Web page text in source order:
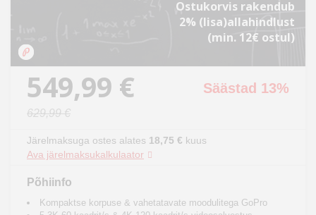
Ostukorvis rakendub
2% (lisa)allahindlust
(min. 12€ ostul)
549,99 € Säästad 13%
629,99 €
Järelmaksuga ostes alates 18,75 € kuus
Ava järelmaksukalkulaator
Põhiinfo
Kompaktse korpuse & vahetatavate moodulitega GoPro